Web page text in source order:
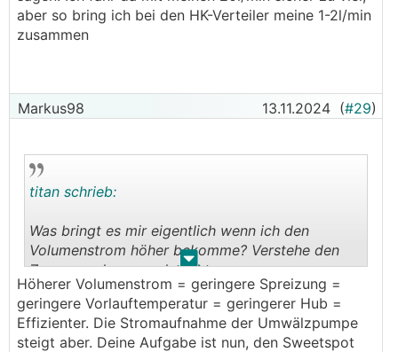
Temperatur bei ca. 29, dann stimmt es doch mit
dem Diagramm zusammen. Dachte das bezieht
Was bringt es mir eigentlich wenn ich den
Volumenstrom höher bekomme? Verstehe den
aber so bring ich bei den HK-Verteiler meine 1-2l/min
zusammen
Markus98 13.11.2024 (#29)
. .
titan schrieb:
Was bringt es mir eigentlich wenn ich den
Volumenstrom höher bekomme? Verstehe den
Zusammenhang noch nicht ganz.
Höherer Volumenstrom = geringere Spreizung =
geringere Vorlauftemperatur = geringerer Hub =
Effizienter. Die Stromaufnahme der Umwälzpumpe
steigt aber. Deine Aufgabe ist nun, den Sweetspot